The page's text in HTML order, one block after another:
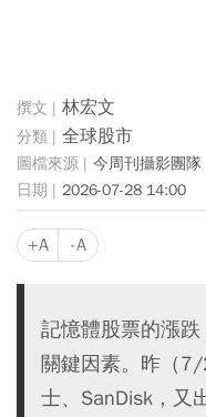
林宏文
全球股市
今周刊攝影團隊
2026-07-28 14:00
+A -A
記憶體股票的漲
關鍵因素。昨（
士、SanDisk，又